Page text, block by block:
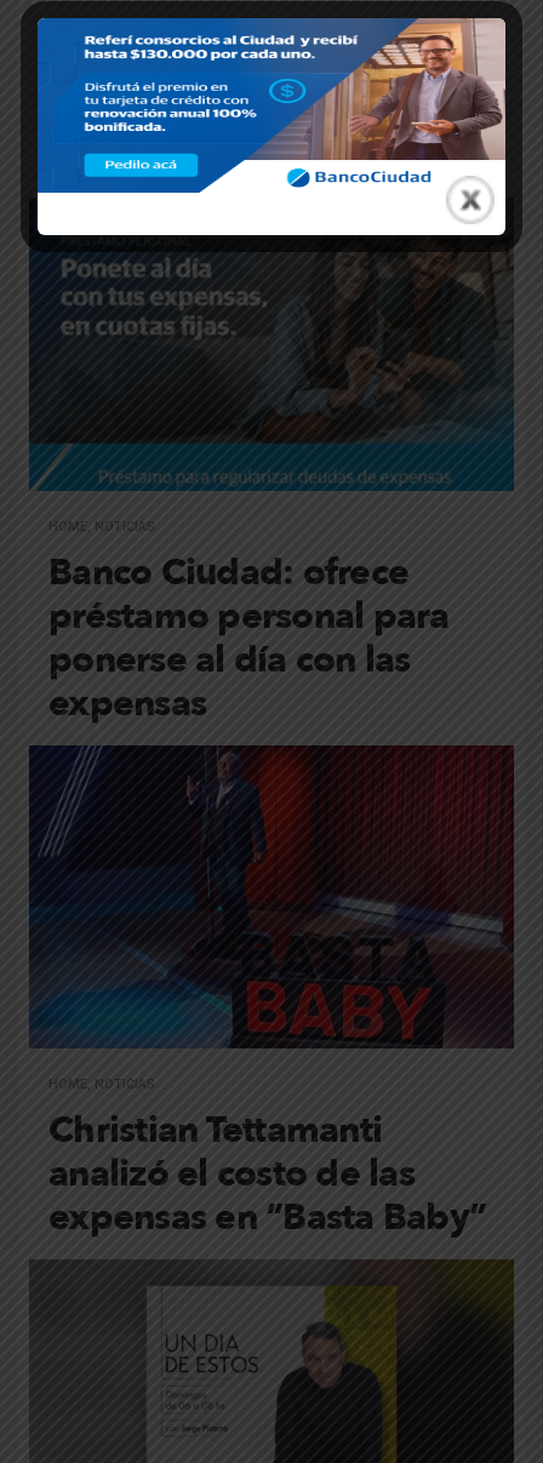
Entradas relacionadas
HOME NOTICIAS
Banco Ciudad: ofrece
préstamo personal para
ponerse al día con las
expensas
HOME NOTICIAS
Christian Tettamanti
analizó el costo de las
expensas en “Basta Baby”